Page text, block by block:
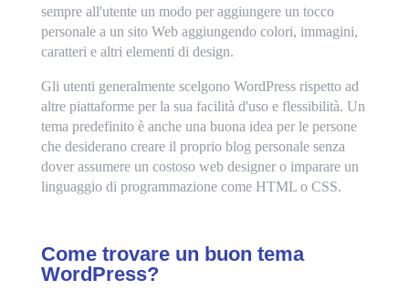
sempre all'utente un modo per aggiungere un tocco
personale a un sito Web aggiungendo colori, immagini,
caratteri e altri elementi di design.
Gli utenti generalmente scelgono WordPress rispetto ad
altre piattaforme per la sua facilità d'uso e flessibilità. Un
tema predefinito è anche una buona idea per le persone
che desiderano creare il proprio blog personale senza
dover assumere un costoso web designer o imparare un
linguaggio di programmazione come HTML o CSS.
Come trovare un buon tema
WordPress?